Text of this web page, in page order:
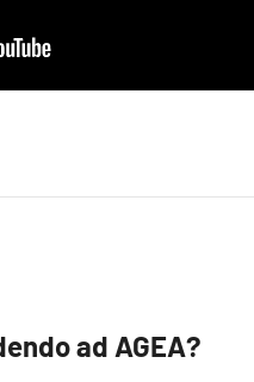
ad AGEA?